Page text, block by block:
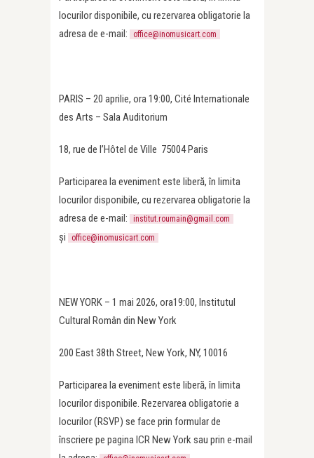
locurilor disponibile, cu rezervarea obligatorie la
adresa de e-mail:
office@inomusicart.com
PARIS – 20 aprilie, ora 19:00, Cité Internationale
des Arts – Sala Auditorium
18, rue de l’Hôtel de Ville 75004 Paris
Participarea la eveniment este liberă, în limita
locurilor disponibile, cu rezervarea obligatorie la
adresa de e-mail:
institut.roumain@gmail.com
și office@inomusicart.com
NEW YORK – 1 mai 2026, ora19:00, Institutul
Cultural Român din New York
200 East 38th Street, New York, NY, 10016
Participarea la eveniment este liberă, în limita
locurilor disponibile. Rezervarea obligatorie a
locurilor (RSVP) se face prin formular de
înscriere pe pagina ICR New York sau prin e-mail